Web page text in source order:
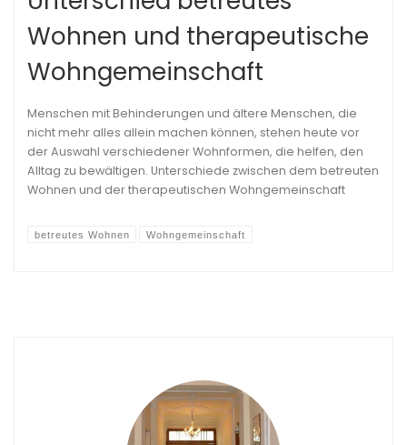
Wohnen und therapeutische
Wohngemeinschaft
Menschen mit Behinderungen und ältere Menschen, die
nicht mehr alles allein machen können, stehen heute vor
der Auswahl verschiedener Wohnformen, die helfen, den
Alltag zu bewältigen. Unterschiede zwischen dem betreuten
Wohnen und der therapeutischen Wohngemeinschaft
betreutes Wohnen Wohngemeinschaft